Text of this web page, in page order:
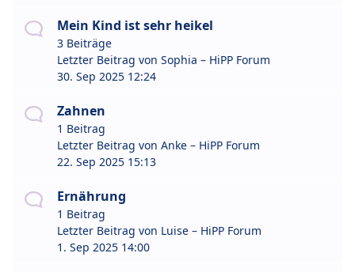
Mein Kind ist sehr heikel
3 Beiträge
Letzter Beitrag von Sophia – HiPP Forum
30. Sep 2025 12:24
Zahnen
1 Beitrag
Letzter Beitrag von Anke – HiPP Forum
22. Sep 2025 15:13
Ernährung
1 Beitrag
Letzter Beitrag von Luise – HiPP Forum
1. Sep 2025 14:00